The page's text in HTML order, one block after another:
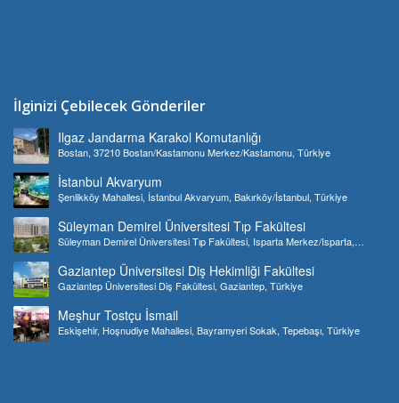
İlginizi Çebilecek Gönderiler
Ilgaz Jandarma Karakol Komutanlığı
Bostan, 37210 Bostan/Kastamonu Merkez/Kastamonu, Türkiye
İstanbul Akvaryum
Şenlikköy Mahallesi, İstanbul Akvaryum, Bakırköy/İstanbul, Türkiye
Süleyman Demirel Üniversitesi Tıp Fakültesi
Süleyman Demirel Üniversitesi Tıp Fakültesi, Isparta Merkez/Isparta,
Gaziantep Üniversitesi Diş Hekimliği Fakültesi
Gaziantep Üniversitesi Diş Fakültesi, Gaziantep, Türkiye
Meşhur Tostçu İsmail
Eskişehir, Hoşnudiye Mahallesi, Bayramyeri Sokak, Tepebaşı, Türkiye